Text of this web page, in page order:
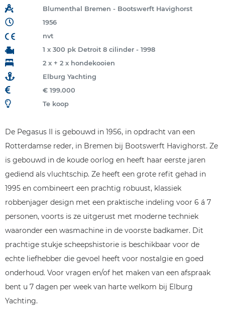
Blumenthal Bremen - Bootswerft Havighorst
1956
nvt
1 x 300 pk Detroit 8 cilinder - 1998
2 x + 2 x hondekooien
Elburg Yachting
€ 199.000
Te koop
De Pegasus II is gebouwd in 1956, in opdracht van een
Rotterdamse reder, in Bremen bij Bootswerft Havighorst. Ze
is gebouwd in de koude oorlog en heeft haar eerste jaren
gediend als vluchtschip. Ze heeft een grote refit gehad in
1995 en combineert een prachtig robuust, klassiek
robbenjager design met een praktische indeling voor 6 á 7
personen, voorts is ze uitgerust met moderne techniek
waaronder een wasmachine in de voorste badkamer. Dit
prachtige stukje scheepshistorie is beschikbaar voor de
echte liefhebber die gevoel heeft voor nostalgie en goed
onderhoud. Voor vragen en/of het maken van een afspraak
bent u 7 dagen per week van harte welkom bij Elburg
Yachting.